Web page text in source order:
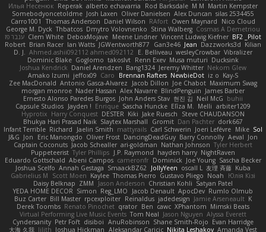
Илья Несенюк Reperak alberto echavarria Rod Barksdale M M Martin Kempster
Somebodyoncetoldme Josh Laxen Oliver Danielsen Alex Duncan silas 2534455
Carro1001
Thomas Anderson Daniel Wilson RAfort Owen Maynard
Nico Cloud
George M. Dyck Thbatcos Dmytro Volovnenko Stina Walberg Cosmas A Demetriou
ענבר פז Clem White DeboxMojave Meene Lindner Vincent Ludwig Kiefner BF2 _Pilot
Robert Brian Racer Ian Watts JGWentworth877 Gan3e46 Jean Dazzworks3d Kilian
D. J. Ahmed.ashii092112 ahmed092112 E. Belliveau wesleyCrowbar Vibralizer
Dominic Blake Goglomo takoslvt Renn Exev Musa muturi Ducksink
Joshua Kendrick Daniel Arendzen Bang1324 Jeremy Whitter Nekom Glew
Amako Izumi jeffox09 Caro Brennan Rafters NewbieDot iz o Kay-S
Zee MacDonald Antonio Gasca-Alvarez Jacob Dillon Joe Chabot Maximum Swag
morgan monroe Nader Hassan Alex Navarre BlindPenguin James Barber
Ernesto Alonso Paredes Burgos John Anders Stav 현진 김 Neil McG buhii
Capsule Studios Jayden ! Enrique Sascha Huncke Elīza M. Melli arbiter1209
Hyprotix Harry Conquest DESTER Kiki Jake Ruesch
Steve CHAUDANSON
Bhukya Hari Prasad Naik Slaytex Marshall Gromit Dan Pachter dork667
Infant Terrible Richard Jaelin Smith mattyrails Carl Schwerin Joeri Lefévre Mike Sol
J&G Jon Eric Manongdo Oliver Frost DancingDeadGuy Barry Connolly Aeval Jon
Captain Coconuts Jacob Schealler ari-goldman Nathan Johnson Tyler Herbert
Puppeteerist Tyler Phillips J.P. Raymond hayden harry NightRaven
Eduardo Gottschald Abeni Campos cameronfr Dominick Joe Young Sascha Becker
Joshua Scelfo Annah Gestaga SmaackBZ62 JollyYeen oscall L 友理 斉藤 Kuba
Gabrielius M
Scott Moen Kaylee Thomas Pierro Gustavo Pliego Noah
Юлія Кізі
Daisy Belknap ZMM Jason Anderson Christian Kohli Satyan Patel
YEDA HOME DECOR Simon Reg_LMO Jacob Denault ApocDev Rumlo Olmub
Buz Carter Bill Master rpcexploiter Reinaldus jadedesign Jamie Arseneault K
Derek Toombs Renato Pinochet qrator Ben cawc XPhantom Mimski Beats
Virtual Performing Live Music Events Tom Neal Jason Nguyen Alyssa Everett
Cyndersanity Petr Fořt disiboi AnuRobinson Shane Smith-Rojo Evan Harridge
大海 久我 lilith Joshua Hickman Aleksandar Caricic Nikita Leshakov Amanda Vest